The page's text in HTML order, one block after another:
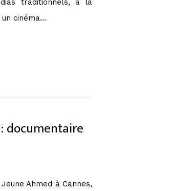
traditionnels, à la
cinéma…
documentaire
Ahmed à Cannes,